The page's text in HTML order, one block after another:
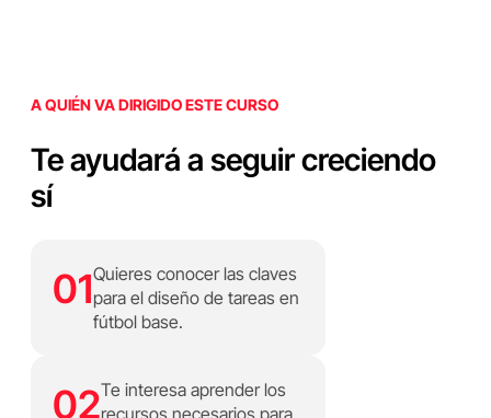
A QUIÉN VA DIRIGIDO ESTE CURSO
Te ayudará a seguir creciendo
sí
01Quieres conocer las claves
para el diseño de tareas en
fútbol base.
02Te interesa aprender los